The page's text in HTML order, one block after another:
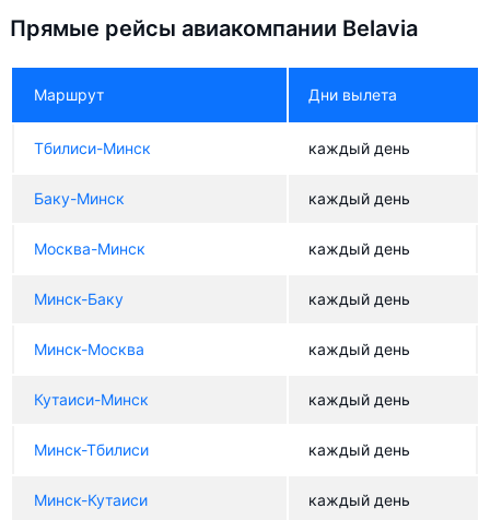
Прямые рейсы авиакомпании Belavia
Маршрут Дни вылета
Тбилиси-Минск каждый день
Баку-Минск каждый день
Москва-Минск каждый день
Минск-Баку каждый день
Минск-Москва каждый день
Кутаиси-Минск каждый день
Минск-Тбилиси каждый день
Минск-Кутаиси каждый день